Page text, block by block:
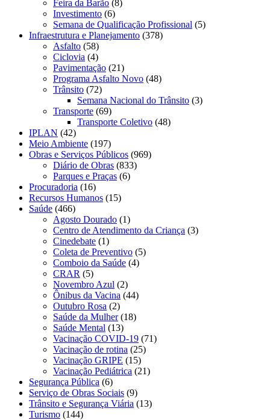
Feira da Barão (8)
Investimento (6)
Semana de Qualificação Profissional (5)
Infraestrutura e Planejamento (378)
Asfalto (58)
Ciclovia (4)
Pavimentação (21)
Programa Asfalto Novo (48)
Trânsito (72)
Semana Nacional do Trânsito (3)
Transporte (69)
Transporte Coletivo (48)
IPLAN (42)
Meio Ambiente (197)
Obras e Serviços Públicos (969)
Diário de Obras (833)
Parques e Praças (6)
Procuradoria (16)
Recursos Humanos (15)
Saúde (466)
Agosto Dourado (1)
Centro de Atendimento da Criança (3)
Cinedebate (1)
Coleta de Preventivo (5)
Comboio da Saúde (4)
CRAR (5)
Novembro Azul (2)
Ônibus da Vacina (44)
Outubro Rosa (2)
Saúde da Mulher(18)
Saúde Mental (13)
Vacinação COVID-19 (71)
Vacinação de rotina (25)
Vacinação GRIPE (15)
Vacinação Pediátrica (21)
Segurança Pública (6)
Serviço de Obras Sociais (9)
Trânsito e Segurança Viária (13)
Turismo (144)